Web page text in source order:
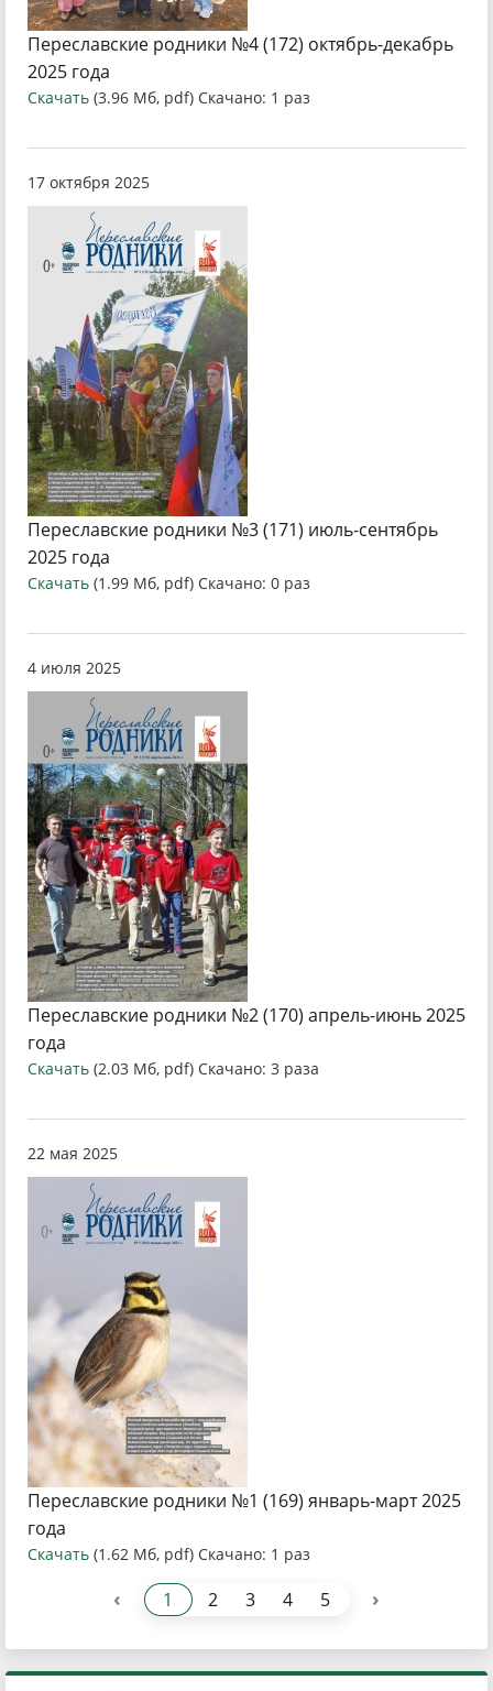
Переславские родники №4 (172) октябрь-декабрь
2025 года
Скачать (3.96 Мб, pdf) Скачано: 1 раз
17 октября 2025
Переславские родники №3 (171) июль-сентябрь
2025 года
Скачать (1.99 Мб, pdf) Скачано: 0 раз
4 июля 2025
Переславские родники №2 (170) апрель-июнь 2025
года
Скачать (2.03 Мб, pdf) Скачано: 3 раза
22 мая 2025
Переславские родники №1 (169) январь-март 2025
года
Скачать (1.62 Мб, pdf) Скачано: 1 раз
‹ 1 2 3 4 5 ›